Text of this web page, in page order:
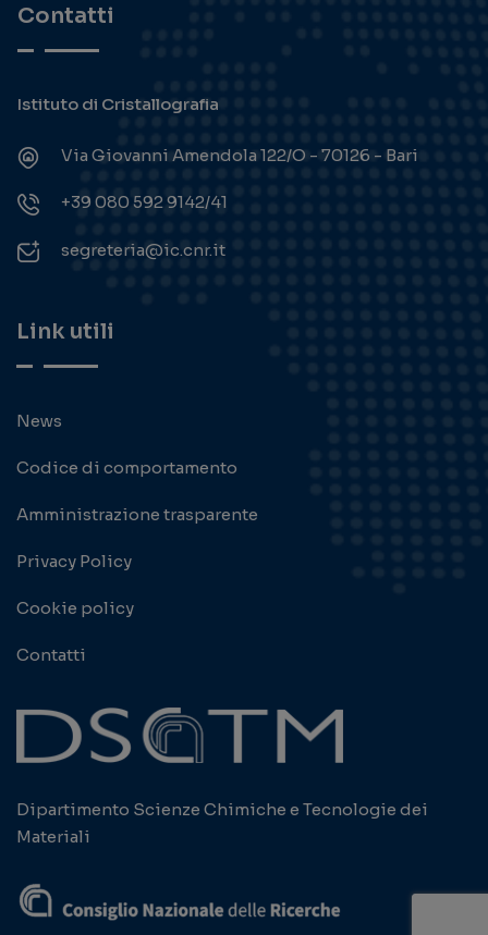
Contatti
Istituto di Cristallografia
Via Giovanni Amendola 122/O - 70126 - Bari
+39 080 592 9142/41
segreteria@ic.cnr.it
Link utili
News
Codice di comportamento
Amministrazione trasparente
Privacy Policy
Cookie policy
Contatti
Dipartimento Scienze Chimiche e Tecnologie dei
Materiali